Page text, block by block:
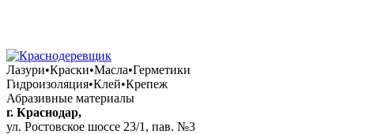
Лазури•Краски•Масла•Герметики
Гидроизоляция•Клей•Крепеж
Абразивные материалы
г. Краснодар,
ул. Ростовское шоссе 23/1, пав. №3